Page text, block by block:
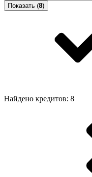
Показать (8)
Найдено кредитов: 8